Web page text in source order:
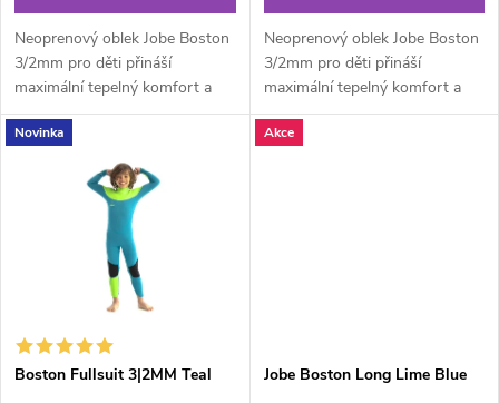
d
u
k
d
u
k
Neoprenový oblek Jobe Boston
3/2mm pro děti přináší
maximální tepelný komfort a
flexibilitu! Díky plně strečovému
neoprenu a inovativním...
Neoprenový oblek Jobe Boston
3/2mm pro děti přináší
maximální tepelný komfort a
flexibilitu! Díky plně strečovému
neoprenu a inovativním...
Novinka
Boston Fullsuit 3|2MM Teal
Akce
Jobe Boston Long Lime Blue